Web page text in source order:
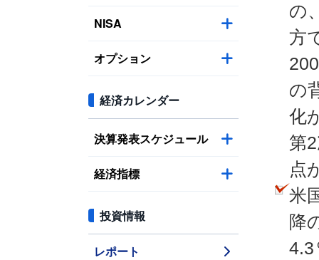
NISA
オプション
経済カレンダー
決算発表スケジュール
経済指標
投資情報
レポート
の
方
の
化
第
点
米
降
4.3